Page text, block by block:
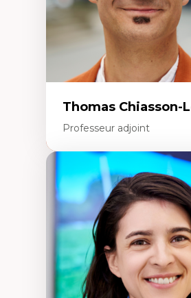
Transition socio-écologique
Thomas Chiasson-
Professeur adjoint
Expertises
Théories du développement
Économie politique
Élites économiques
Sociologie économique
Extractivisme
Classes sociales
Mouvements sociaux
Théories de l’État